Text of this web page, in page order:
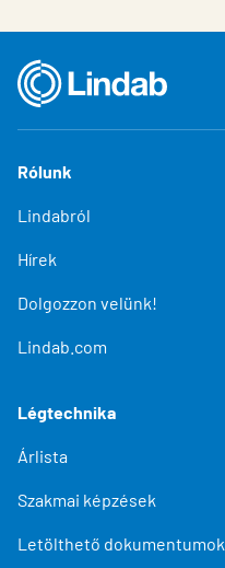
Rólunk
Lindabról
Hírek
Dolgozzon velünk!
Lindab.com
Légtechnika
Árlista
Szakmai képzések
Letölthető dokumentumok